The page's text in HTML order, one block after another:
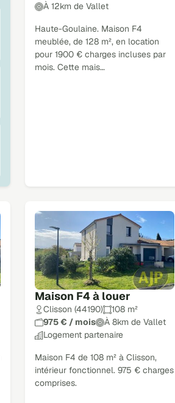
À 12km de Vallet
Haute-Goulaine. Maison F4
meublée, de 128 m², en location
pour 1900 € charges incluses par
mois. Cette mais…
Maison F4 à louer
Clisson (44190)
108 m²
975 € / mois
À 8km de Vallet
Logement partenaire
Maison F4 de 108 m² à Clisson,
intérieur fonctionnel. 975 € charges
comprises.